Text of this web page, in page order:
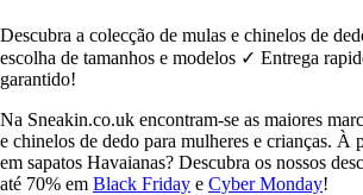
Descubra a colecção de mulas e chinelos de
escolha de tamanhos e modelos ✓ Entrega
garantido!
Na Sneakin.co.uk encontram-se as maiores
e chinelos de dedo para mulheres e crianças. À
em sapatos Havaianas? Descubra os nossos
até 70% em Black Friday e Cyber Monday!